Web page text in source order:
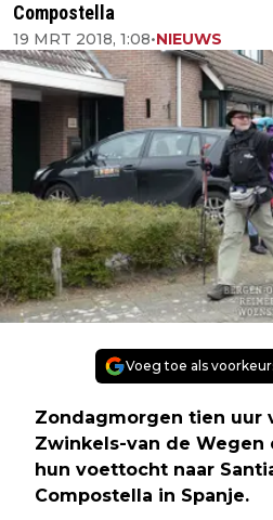
Compostella
19 MRT 2018, 1:08•NIEUWS
Voeg toe als
Zondagmorgen tien uur
Zwinkels-van de Wegen
hun voettocht naar
Compostella in Spanje.